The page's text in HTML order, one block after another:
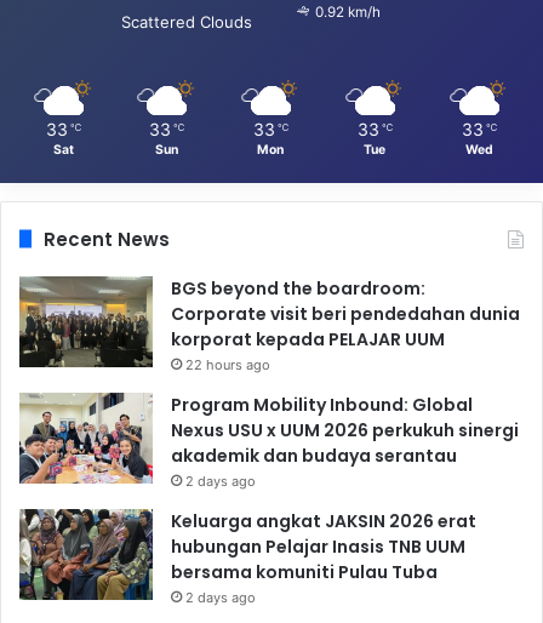
Scattered Clouds
0.92 km/h
33 ℃
Sat
33 ℃
Sun
33 ℃
Mon
33 ℃
Tue
33 ℃
Wed
Recent News
BGS beyond the boardroom:
Corporate visit beri pendedahan dunia
korporat kepada PELAJAR UUM
22 hours ago
Program Mobility Inbound: Global
Nexus USU x UUM 2026 perkukuh sinergi
akademik dan budaya serantau
2 days ago
Keluarga angkat JAKSIN 2026 erat
hubungan Pelajar Inasis TNB UUM
bersama komuniti Pulau Tuba
2 days ago